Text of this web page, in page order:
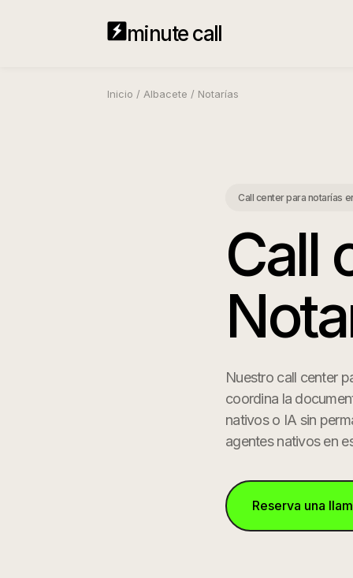
minute call
Inicio / Albacete / Notarías
Call center para notarías
Call
Nuestro call center
coordina la
nativos o IA sin
agentes nativos en
Reserva una